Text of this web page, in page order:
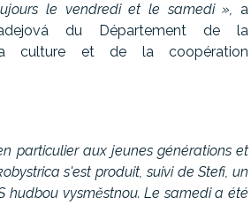
le vendredi et le samedi », a
du Département de la
culture et de la coopération
particulier aux jeunes générations et
s'est produit, suivi de Stefi, un
vysměstnou. Le samedi a été